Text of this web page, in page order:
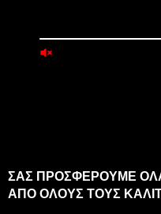
ΣΑΣ ΠΡΟΣΦΕΡΟΥΜΕ
ΑΠΟ ΟΛΟΥΣ ΤΟΥΣ